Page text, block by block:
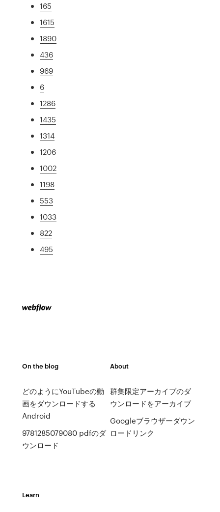
165
1615
1890
436
969
6
1286
1435
1314
1206
1002
1198
553
1033
822
495
On the blog
どのようにYouTubeの動
画をダウンロードする
Android
9781285079080 pdfのダ
ウンロード
About
群集限定アーカイブのダ
ウンロードをアーカイブ
Googleブラウザーダウン
ロードリンク
Learn